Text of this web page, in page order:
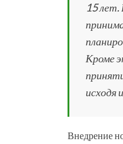
15 лет.
Кроме
исходя
Внедрение